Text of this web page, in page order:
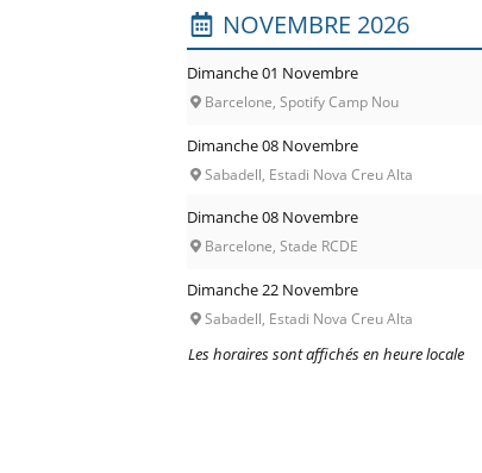
Les horaires sont affichés en heure locale
NOVEMBRE 2026
Dimanche 01 Novembre
Barcelone, Spotify Camp Nou
Dimanche 08 Novembre
Sabadell, Estadi Nova Creu Alta
Dimanche 08 Novembre
Barcelone, Stade RCDE
Dimanche 22 Novembre
Sabadell, Estadi Nova Creu Alta